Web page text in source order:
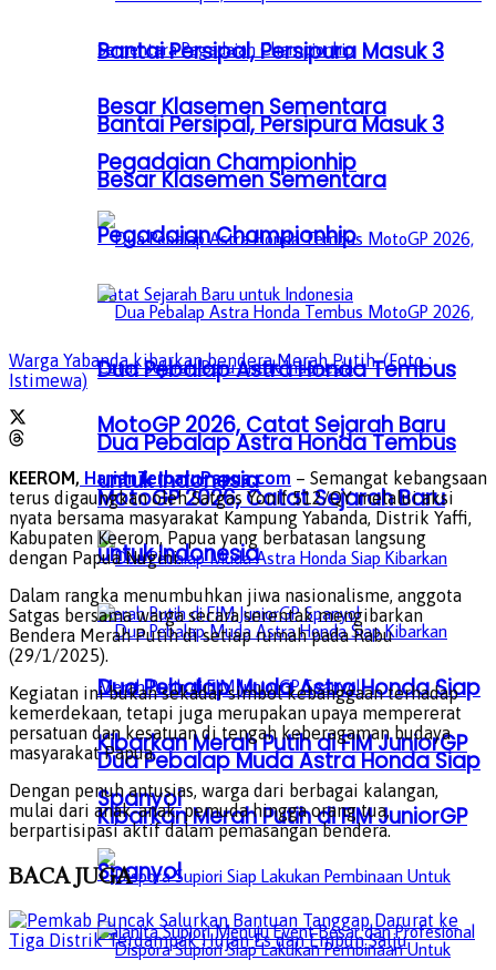
Bantai Persipal, Persipura Masuk 3
Besar Klasemen Sementara
Pegadaian Championhip
Dua Pebalap Astra Honda Tembus
MotoGP 2026, Catat Sejarah Baru
untuk Indonesia
Dua Pebalap Muda Astra Honda Siap
Kibarkan Merah Putih di FIM JuniorGP
Spanyol
Bantai Persipal, Persipura Masuk 3
Besar Klasemen Sementara
Pegadaian Championhip
Dua Pebalap Astra Honda Tembus
MotoGP 2026, Catat Sejarah Baru
untuk Indonesia
Dua Pebalap Muda Astra Honda Siap
Kibarkan Merah Putih di FIM JuniorGP
Spanyol
Warga Yabanda kibarkan bendera Merah Putih. (Foto :
Istimewa)
KEEROM, HarianTerbaruPapua.com – Semangat kebangsaan
terus digaungkan oleh Satgas Yonif 512/QY melalui aksi
nyata bersama masyarakat Kampung Yabanda, Distrik Yaffi,
Kabupaten Keerom, Papua yang berbatasan langsung
dengan Papua Nugini.
Dalam rangka menumbuhkan jiwa nasionalisme, anggota
Satgas bersama warga secara serentak mengibarkan
Bendera Merah Putih di setiap rumah pada Rabu
(29/1/2025).
Kegiatan ini bukan sekadar simbol kebanggaan terhadap
kemerdekaan, tetapi juga merupakan upaya mempererat
persatuan dan kesatuan di tengah keberagaman budaya
masyarakat Papua.
Dengan penuh antusias, warga dari berbagai kalangan,
mulai dari anak-anak, pemuda hingga orang tua,
berpartisipasi aktif dalam pemasangan bendera.
BACAJUGA